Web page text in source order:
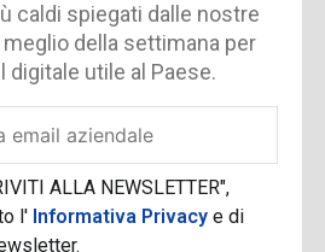
caldi spiegati dalle nostre
della settimana per
digitale utile al Paese.
ALLA NEWSLETTER",
l' Informativa Privacye di